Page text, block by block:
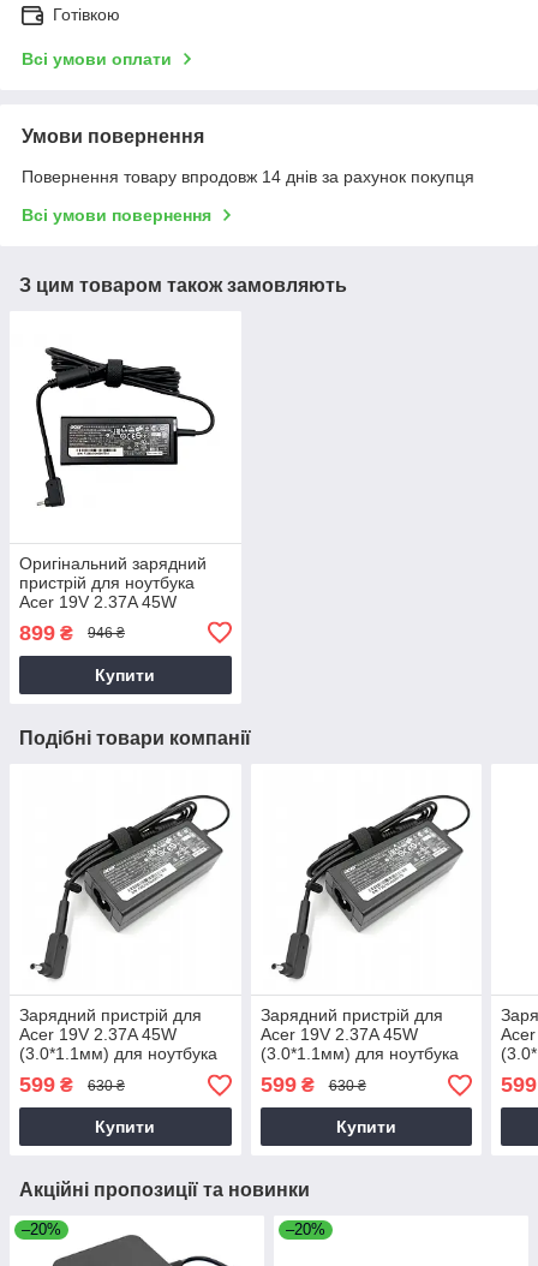
Готівкою
Всі умови оплати
Умови повернення
Повернення товару впродовж 14 днів за рахунок покупця
Всі умови повернення
З цим товаром також замовляють
Оригінальний зарядний
пристрій для ноутбука
Acer 19V 2.37A 45W
899 ₴ 946 ₴
Купити
Подібні товари компанії
Зарядний пристрій для
Acer 19V 2.37A 45W
(3.0*1.1мм) для ноутбука
Acer Aspire 5 A514-52
599 ₴ 630 ₴
Купити
Зарядний пристрій для
Acer 19V 2.37A 45W
(3.0*1.1мм) для ноутбука
Acer Aspire 5 A514-53
599₴ 630 ₴
Купити
599
Акційні пропозиції та новинки
–20% –20%